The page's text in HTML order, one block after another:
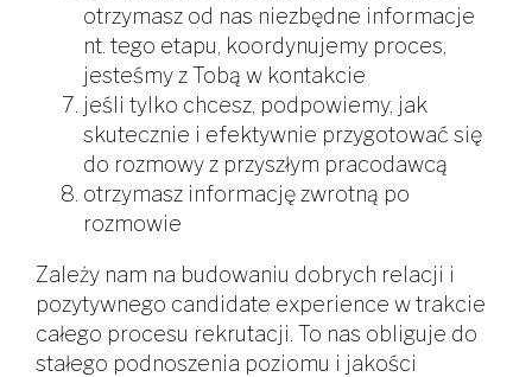
otrzymasz od nas niezbędne informacje
nt. tego etapu, koordynujemy proces,
jesteśmy z Tobą w kontakcie
jeśli tylko chcesz, podpowiemy, jak
skutecznie i efektywnie przygotować się
do rozmowy z przyszłym pracodawcą
otrzymasz informację zwrotną po
rozmowie
Zależy nam na budowaniu dobrych relacji i
pozytywnego candidate experience w trakcie
całego procesu rekrutacji. To nas obliguje do
stałego podnoszenia poziomu i jakości